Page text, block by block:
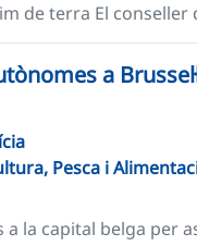
de terra El conseller
a
Pesca i
la capital belga per